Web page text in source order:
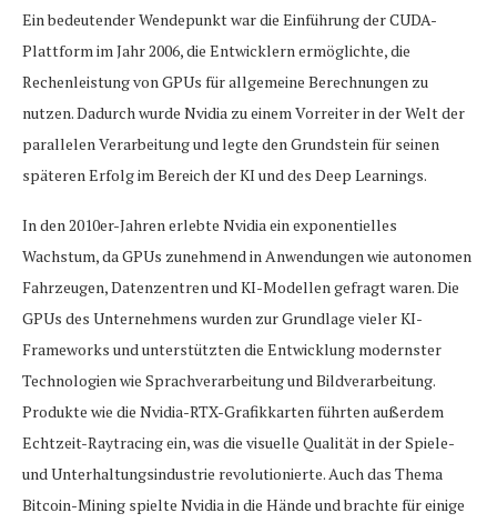
Ein bedeutender Wendepunkt war die Einführung der CUDA-
Plattform im Jahr 2006, die Entwicklern ermöglichte, die
Rechenleistung von GPUs für allgemeine Berechnungen zu
nutzen. Dadurch wurde Nvidia zu einem Vorreiter in der Welt der
parallelen Verarbeitung und legte den Grundstein für seinen
späteren Erfolg im Bereich der KI und des Deep Learnings.
In den 2010er-Jahren erlebte Nvidia ein exponentielles
Wachstum, da GPUs zunehmend in Anwendungen wie autonomen
Fahrzeugen, Datenzentren und KI-Modellen gefragt waren. Die
GPUs des Unternehmens wurden zur Grundlage vieler KI-
Frameworks und unterstützten die Entwicklung modernster
Technologien wie Sprachverarbeitung und Bildverarbeitung.
Produkte wie die Nvidia-RTX-Grafikkarten führten außerdem
Echtzeit-Raytracing ein, was die visuelle Qualität in der Spiele-
und Unterhaltungsindustrie revolutionierte. Auch das Thema
Bitcoin-Mining spielte Nvidia in die Hände und brachte für einige